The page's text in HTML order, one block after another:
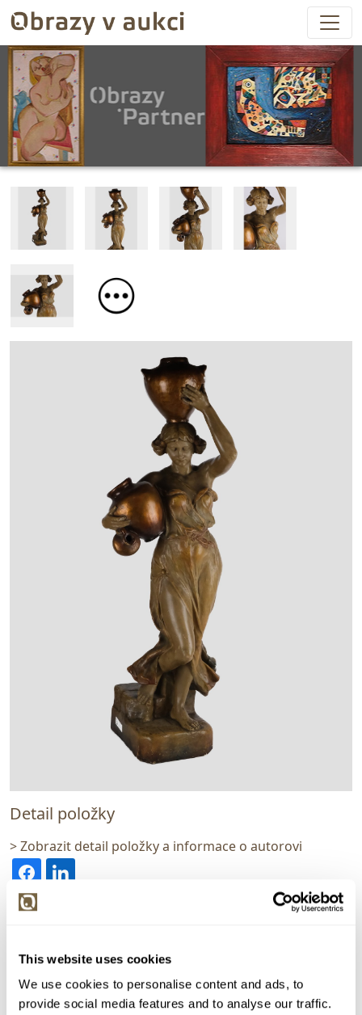
This website uses cookies
We use cookies to personalise content and ads, to
provide social media features and to analyse our traffic.
Detail položky
> Zobrazit detail položky a informace o autorovi
VYDRAŽENO VELKÝ FORMÁT
Goldscheider
142223. Dívka s amforami